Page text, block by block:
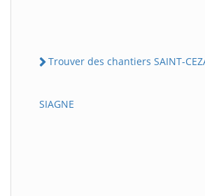
Trouver des chantiers SAINT-
SIAGNE